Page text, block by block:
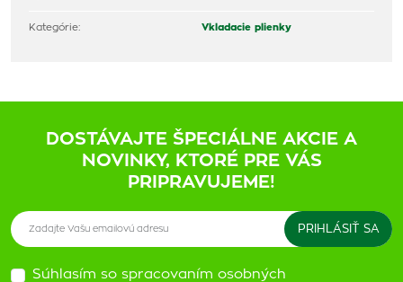
Kategórie: Vkladacie plienky
DOSTÁVAJTE ŠPECIÁLNE AKCIE A
NOVINKY, KTORÉ PRE VÁS
PRIPRAVUJEME!
Súhlasím so spracovaním osobných